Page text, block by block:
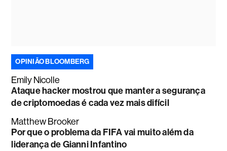
OPINIÃO BLOOMBERG
Emily Nicolle
Ataque hacker mostrou que manter a segurança
de criptomoedas é cada vez mais difícil
Matthew Brooker
Por que o problema da FIFA vai muito além da
liderança de Gianni Infantino